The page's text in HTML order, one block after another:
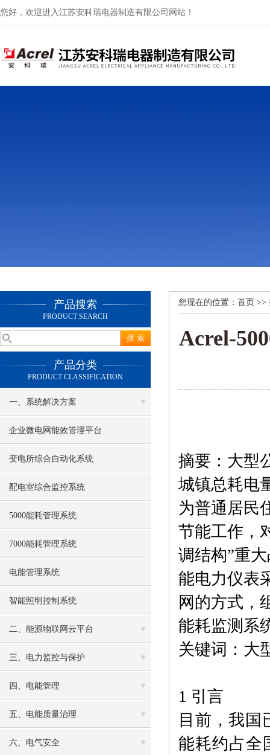
您好，欢迎进入江苏安科瑞电器制造有限公司网站！
产品搜索
PRODUCT SEARCH
产品分类
PRODUCT CLASSIFICATION
一、系统解决方案
企业微电网能效管理平台
变电所综合自动化系统
配电室综合监控系统
5000能耗管理系统
7000能耗管理系统
电能管理系统
智能照明控制系统
二、能源物联网云平台
三、电力监控与保护
四、电能管理
五、电能质量治理
六、电气安全
您现在的位置： 首页 >>
Acrel-
摘要：大型
城镇总耗电
为普通居民
节能工作，
调结构”重
能电力仪表
网的方式，
能耗监测系
关键词：大
1 引言
目前，我国
能耗约占全